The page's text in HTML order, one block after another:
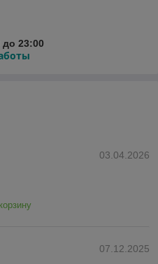
до 23:00
03.04.2026
07.12.2025